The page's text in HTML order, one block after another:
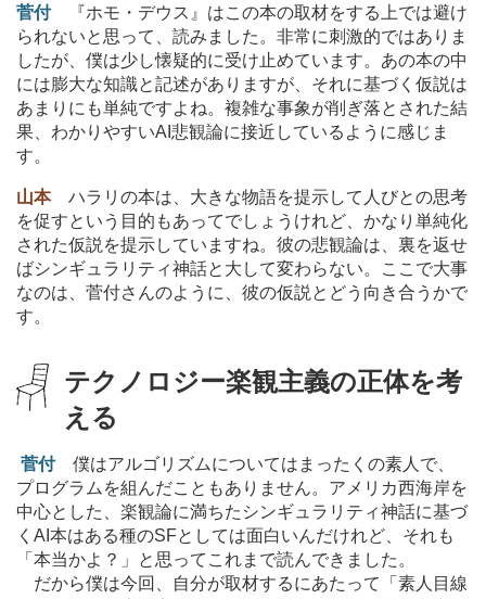
菅付『ホモ・デウス』はこの本の取材をする上では避け
られないと思って、読みました。非常に刺激的ではありま
したが、僕は少し懐疑的に受け止めています。あの本の中
には膨大な知識と記述がありますが、それに基づく仮説は
あまりにも単純ですよね。複雑な事象が削ぎ落とされた結
果、わかりやすいAI悲観論に接近しているように感じま
す。
山本ハラリの本は、大きな物語を提示して人びとの思考
を促すという目的もあってでしょうけれど、かなり単純化
された仮説を提示していますね。彼の悲観論は、裏を返せ
ばシンギュラリティ神話と大して変わらない。ここで大事
なのは、菅付さんのように、彼の仮説とどう向き合うかで
す。
テクノロジー楽観主義の正体を考
える
菅付僕はアルゴリズムについてはまったくの素人で、
プログラムを組んだこともありません。アメリカ西海岸を
中心とした、楽観論に満ちたシンギュラリティ神話に基づ
くAI本はある種のSFとしては面白いんだけれど、それも
「本当かよ？」と思ってこれまで読んできました。
だから僕は今回、自分が取材するにあたって「素人目線